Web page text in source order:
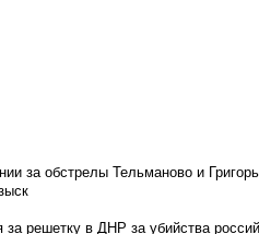
за обстрелы Тельманово и
за решетку в ДНР за убийства